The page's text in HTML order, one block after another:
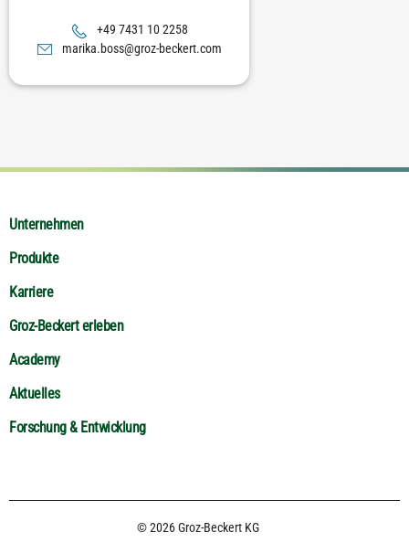
8522 01 1347 94+
moc.trekceb-zorg@ssob.akiram
Unternehmen
Produkte
Karriere
Groz-Beckert erleben
Academy
Aktuelles
Forschung & Entwicklung
© 2026 Groz-Beckert KG